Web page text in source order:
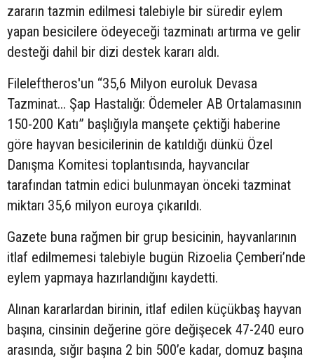
zararın tazmin edilmesi talebiyle bir süredir eylem
yapan besicilere ödeyeceği tazminatı artırma ve gelir
desteği dahil bir dizi destek kararı aldı.
Fileleftheros'un “35,6 Milyon euroluk Devasa
Tazminat… Şap Hastalığı: Ödemeler AB Ortalamasının
150-200 Katı” başlığıyla manşete çektiği haberine
göre hayvan besicilerinin de katıldığı dünkü Özel
Danışma Komitesi toplantısında, hayvancılar
tarafından tatmin edici bulunmayan önceki tazminat
miktarı 35,6 milyon euroya çıkarıldı.
Gazete buna rağmen bir grup besicinin, hayvanlarının
itlaf edilmemesi talebiyle bugün Rizoelia Çemberi’nde
eylem yapmaya hazırlandığını kaydetti.
Alınan kararlardan birinin, itlaf edilen küçükbaş hayvan
başına, cinsinin değerine göre değişecek 47-240 euro
arasında, sığır başına 2 bin 500’e kadar, domuz başına